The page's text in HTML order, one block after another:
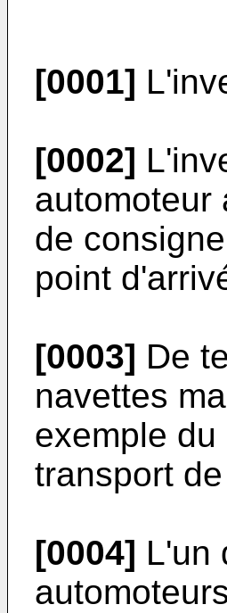
[0001]
[0002]
automoteur
de
point
[0003] De
navettes
exemple
transport
[0004] L'un